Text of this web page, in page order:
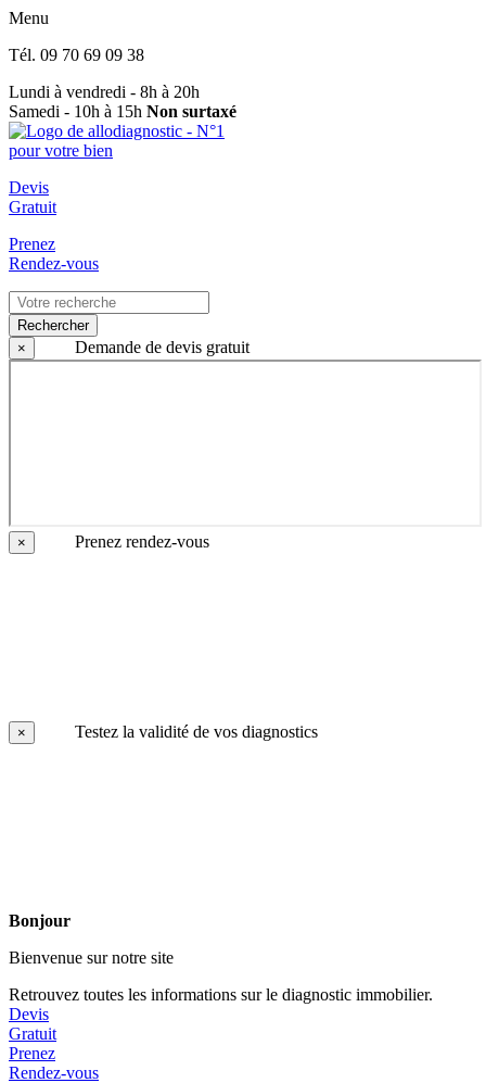
Menu
Tél. 09 70 69 09 38
Lundi à vendredi - 8h à 20h
Samedi - 10h à 15h Non surtaxé
Devis
Gratuit
Prenez
Rendez-vous
Rechercher
×
Demande de devis gratuit
× Prenez rendez-vous
× Testez la validité de vos diagnostics
Bonjour
Bienvenue sur notre site
Retrouvez toutes les informations sur le diagnostic immobilier.
Devis
Gratuit
Prenez
Rendez-vous